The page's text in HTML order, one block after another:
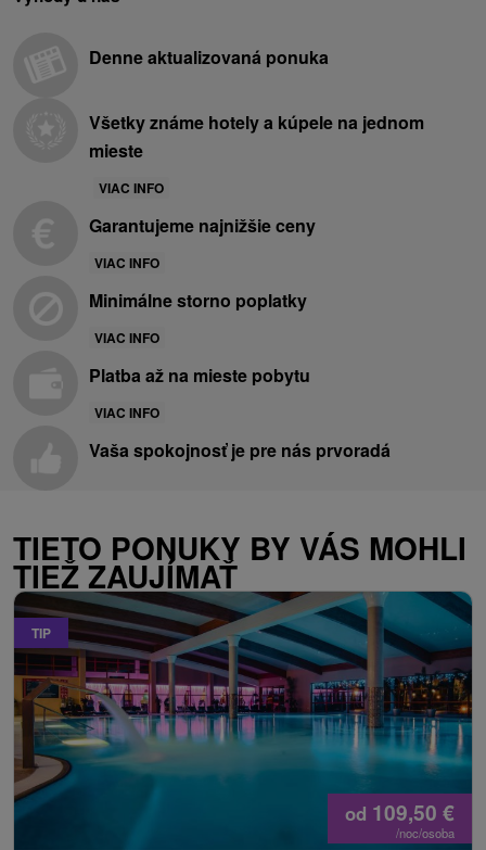
Denne aktualizovaná ponuka
Všetky známe hotely a kúpele na jednom
mieste
VIAC INFO
Garantujeme najnižšie ceny
VIAC INFO
Minimálne storno poplatky
VIAC INFO
Platba až na mieste pobytu
VIAC INFO
Vaša spokojnosť je pre nás prvoradá
TIETO PONUKY BY VÁS MOHLI
TIEŽ ZAUJÍMAŤ
TIP
od 109,50 €
/noc/osoba